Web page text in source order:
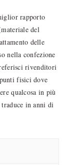
rapporto
del
delle
nella confezione
rivenditori
fisici dove
qualcosa in più
in anni di